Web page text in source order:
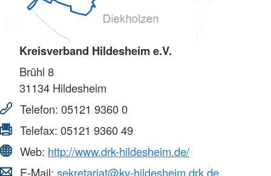
Kreisverband Hildesheim e.V.
Brühl 8
31134 Hildesheim
Telefon: 05121 9360 0
Telefax: 05121 9360 49
Web: http://www.drk-hildesheim.de/
E-Mail: sekretariat@kv-hildesheim.drk.de